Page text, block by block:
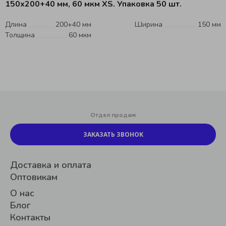
150x200+40 мм, 60 мкм XS. Упаковка 50 шт.
Длина 200+40 мм Ширина
150 мм
Толщина
60 мкм
Доставка и оплата
Оптовикам
О нас
Блог
Контакты
Отдел продаж
ЗАКАЗАТЬ ЗВОНОК